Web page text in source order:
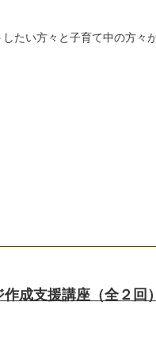
たい方々と子育て中の方々
成支援講座（全２回）